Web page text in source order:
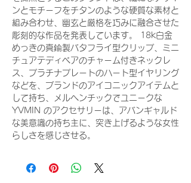
ンとモチーフをチタンのような硬質な素材と
組み合わせ、幽玄と厳格を巧みに融合させた
彫刻的な作品を発表しています。 18k白金
めっきの真鍮製バタフライ型クリップ、ミニ
チュアテディベアのチャーム付きネックレ
ス、プラチナプレートのハート型イヤリング
などを、ブランドのアイコニックアイテムと
して持ち、メルヘンチックでユニークな
YVMIN のアクセサリーは、アバンギャルド
な美意識の持ち主に、突き上げるような女性
らしさを感じさせる。